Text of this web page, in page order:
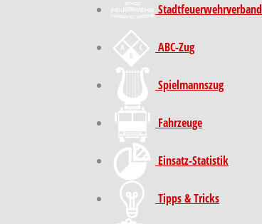
Stadt­feuer­wehr­verband
ABC-Zug
Spielmannszug
Fahrzeuge
Einsatz-Statistik
Tipps & Tricks